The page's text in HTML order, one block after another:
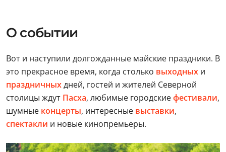
О событии
Вот и наступили долгожданные майские праздники. В
это прекрасное время, когда столько выходных и
праздничныхдней, гостей и жителей Северной
столицы ждут Пасха, любимые городскиефестивали,
шумные концерты, интересные выставки,
спектакли и новые кинопремьеры.